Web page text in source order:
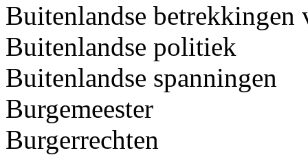
Buitenlandse betrekkingen
Buitenlandse politiek
Buitenlandse spanningen
Burgemeester
Burgerrechten